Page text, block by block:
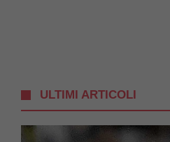
ULTIMI ARTICOLI